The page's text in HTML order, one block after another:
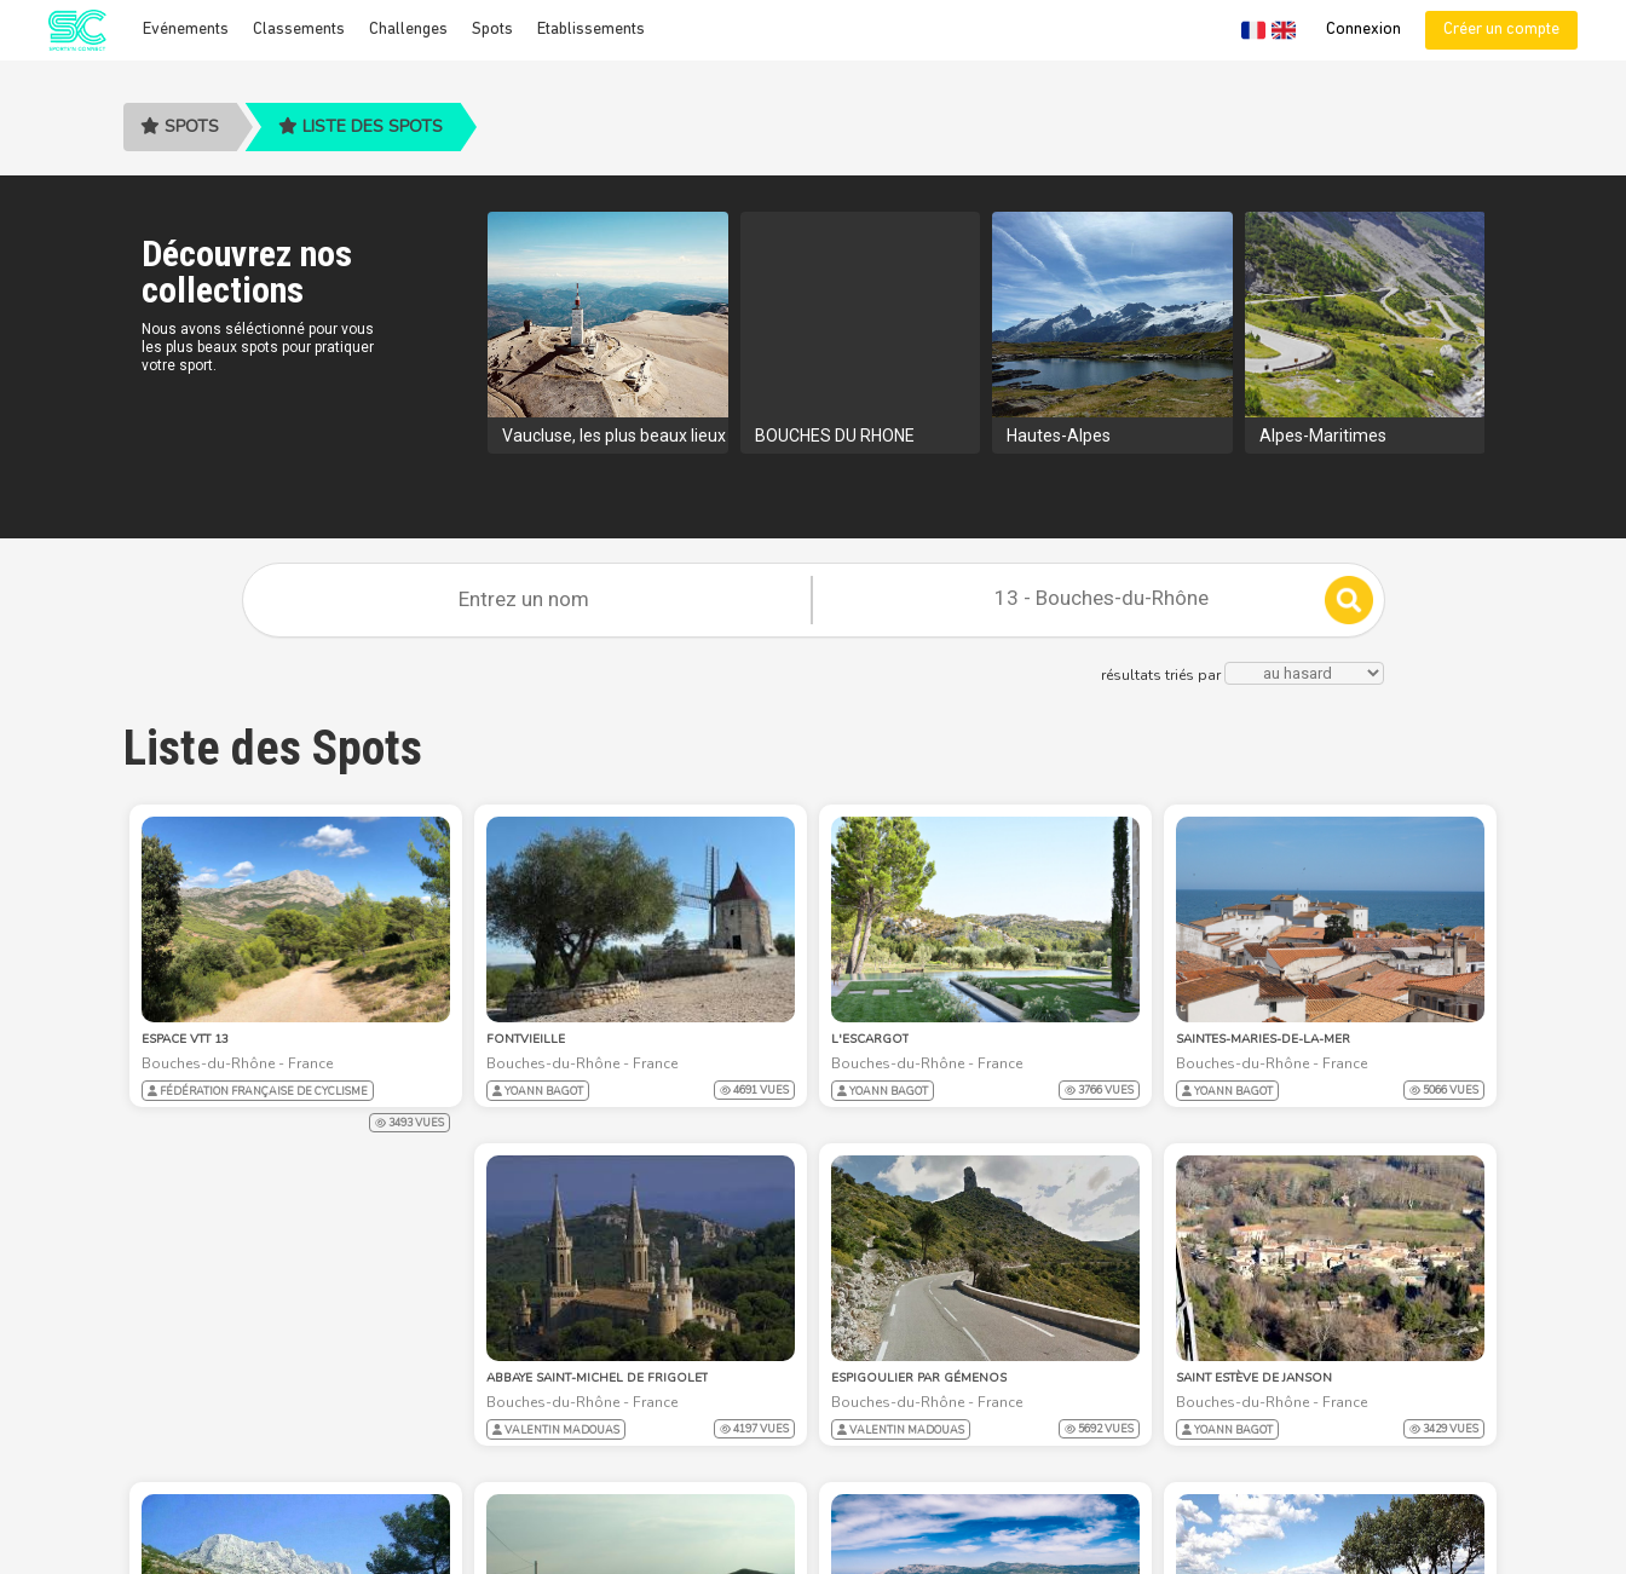
Evénements Classements Challenges Spots Etablissements Connexion Créer un compte
SPOTS LISTE DES SPOTS
Découvrez nos
collections
Nous avons séléctionné pour vous
les plus beaux spots pour pratiquer
votre sport.
Vaucluse, les plus beaux lieux BOUCHES DU RHONE Hautes-Alpes Alpes-Maritimes
résultats triés par
Liste des Spots
ESPACE VTT 13
Bouches-du-Rhône - France
FÉDÉRATION FRANÇAISE DE CYCLISME
3493 VUES
FONTVIEILLE
Bouches-du-Rhône - France
YOANN BAGOT 4691 VUES
L'ESCARGOT
Bouches-du-Rhône - France
YOANN BAGOT 3766 VUES
SAINTES-MARIES-DE-LA-MER
Bouches-du-Rhône - France
YOANN BAGOT 5066 VUES
ABBAYE SAINT-MICHEL DE FRIGOLET
Bouches-du-Rhône - France
VALENTIN MADOUAS 4197 VUES
ESPIGOULIER PAR GÉMENOS
Bouches-du-Rhône - France
VALENTIN MADOUAS 5692 VUES
SAINT ESTÈVE DE JANSON
Bouches-du-Rhône - France
YOANN BAGOT 3429 VUES